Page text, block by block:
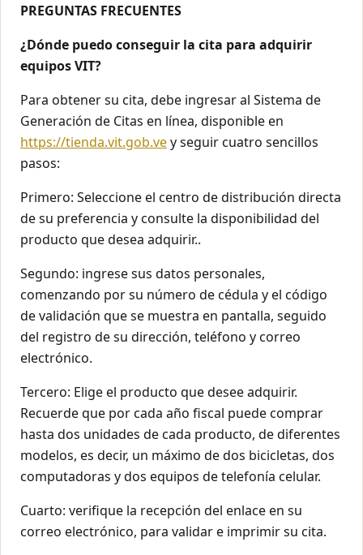
PREGUNTAS FRECUENTES
¿Dónde puedo conseguir la cita para adquirir
equipos VIT?
Para obtener su cita, debe ingresar al Sistema de
Generación de Citas en línea, disponible en
https://tienda.vit.gob.vey seguir cuatro sencillos
pasos:
Primero: Seleccione el centro de distribución directa
de su preferencia y consulte la disponibilidad del
producto que desea adquirir..
Segundo: ingrese sus datos personales,
comenzando por su número de cédula y el código
de validación que se muestra en pantalla, seguido
del registro de su dirección, teléfono y correo
electrónico.
Tercero: Elige el producto que desee adquirir.
Recuerde que por cada año fiscal puede comprar
hasta dos unidades de cada producto, de diferentes
modelos, es decir, un máximo de dos bicicletas, dos
computadoras y dos equipos de telefonía celular.
Cuarto: verifique la recepción del enlace en su
correo electrónico, para validar e imprimir su cita.